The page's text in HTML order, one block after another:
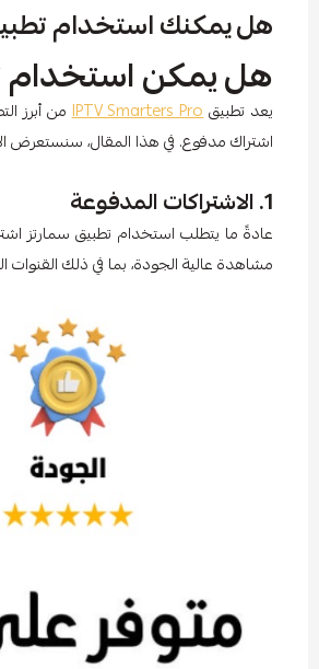
هل يمكنك استخدام
هل يمكن استخدام
يعد تطبيقIPTV Smarters Proمن أبرز
اشتراك مدفوع. في هذا المقال، سنستعرض
1. الاشتراكات المدفوعة
عادةً ما يتطلب استخدام تطبيق سمارتز
مشاهدة عالية الجودة، بما في ذلك القنوات